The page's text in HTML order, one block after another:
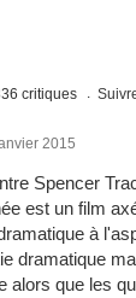
critiques
2015
Spencer
est un film
à
dramatique
alors que les